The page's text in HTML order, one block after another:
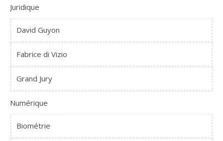
Juridique
David Guyon
Fabrice di Vizio
Grand Jury
Numérique
Biométrie